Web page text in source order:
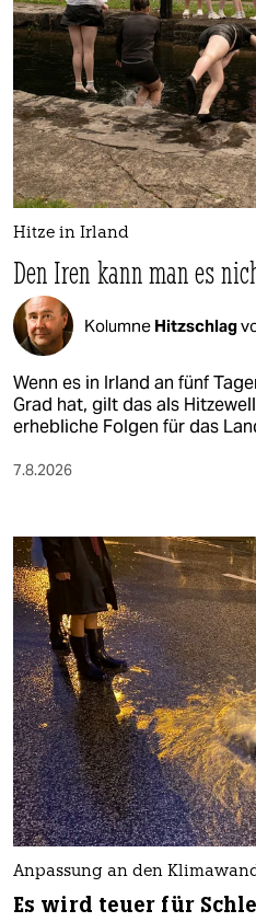
Hitze in Irland
Den Iren kann man es
Kolumne Hitzschlag
Wenn es in Irland an fünf
Grad hat, gilt das als
erhebliche Folgen für das
7.8.2026
Anpassung an den
Es wird teuer für